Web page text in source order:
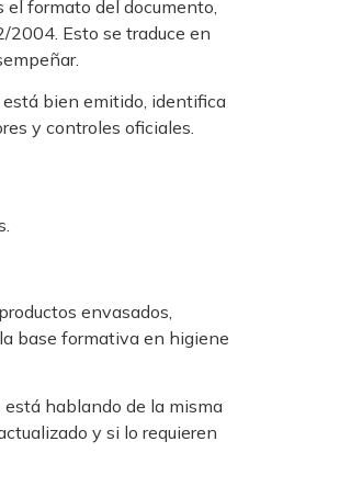
el formato del documento,
2004. Esto se traduce en
está bien emitido, identifica
y controles oficiales.
envasados,
base formativa en higiene
está hablando de la misma
y si lo requieren